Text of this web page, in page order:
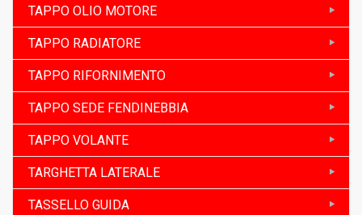
TAPPO OLIO MOTORE
TAPPO RADIATORE
TAPPO RIFORNIMENTO
TAPPO SEDE FENDINEBBIA
TAPPO VOLANTE
TARGHETTA LATERALE
TASSELLO GUIDA